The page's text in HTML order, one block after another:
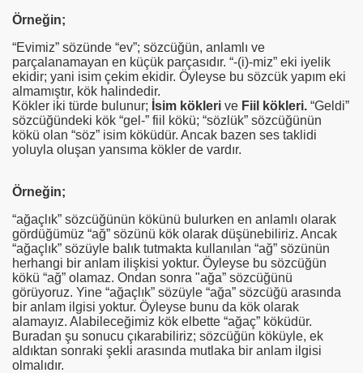
Örneğin;
“Evimiz” sözünde “ev”; sözcüğün, anlamlı ve
parçalanamayan en küçük parçasıdır. “-(i)-miz” eki iyelik
ekidir; yani isim çekim ekidir. Öyleyse bu sözcük yapım eki
almamıştır, kök halindedir.
Kökler iki türde bulunur; İsim kökleri ve Fiil kökleri. “Geldi”
sözcüğündeki kök “gel-” fiil kökü; “sözlük” sözcüğünün
kökü olan “söz” isim köküdür. Ancak bazen ses taklidi
yoluyla oluşan yansıma kökler de vardır.
Örneğin;
“ağaçlık” sözcüğünün kökünü bulurken en anlamlı olarak
gördüğümüz “ağ” sözünü kök olarak düşünebiliriz. Ancak
“ağaçlık” sözüyle balık tutmakta kullanılan “ağ” sözünün
herhangi bir anlam ilişkisi yoktur. Öyleyse bu sözcüğün
kökü “ağ” olamaz. Ondan sonra "ağa” sözcüğünü
görüyoruz. Yine “ağaçlık” sözüyle “ağa” sözcüğü arasında
bir anlam ilgisi yoktur. Öyleyse bunu da kök olarak
alamayız. Alabileceğimiz kök elbette “ağaç” köküdür.
Buradan şu sonucu çıkarabiliriz; sözcüğün köküyle, ek
aldıktan sonraki şekli arasında mutlaka bir anlam ilgisi
olmalıdır.